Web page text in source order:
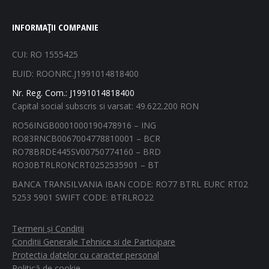
opens
new
window
opens
new
window
opens
new
window
opens
new
window
INFORMAȚII COMPANIE
CUI: RO 1555425
EUID: ROONRC.J1991014818400
Nr. Reg. Com.: J1991014818400
Capital social subscris si varsat: 49.622.200 RON
RO56INGB0001000190478916 – ING
RO83RNCB0067004778810001 – BCR
RO78BRDE445SV00750774160 – BRD
RO30BTRLRONCRT0252535901 – BT
BANCA TRANSILVANIA IBAN CODE: RO77 BTRL EURC RT02
5253 5901 SWIFT CODE: BTRLRO22
Termeni și Condiții
Condiții Generale Tehnice si de Participare
Protectia datelor cu caracter personal